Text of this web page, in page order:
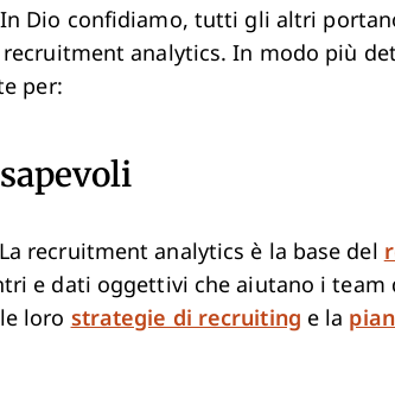
Dio confidiamo, tutti gli altri
recruitment analytics. In modo più
per:
recruitment analytics è la base del
e dati oggettivi che aiutano i team
loro strategie di recruiting e la